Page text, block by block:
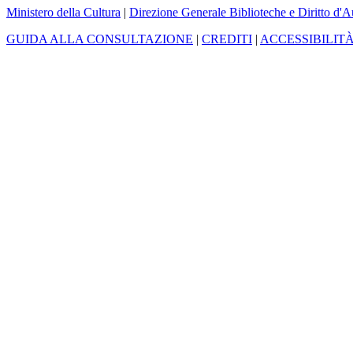
Ministero della Cultura | Direzione Generale Biblioteche e Diritto
GUIDA ALLA CONSULTAZIONE | CREDITI |